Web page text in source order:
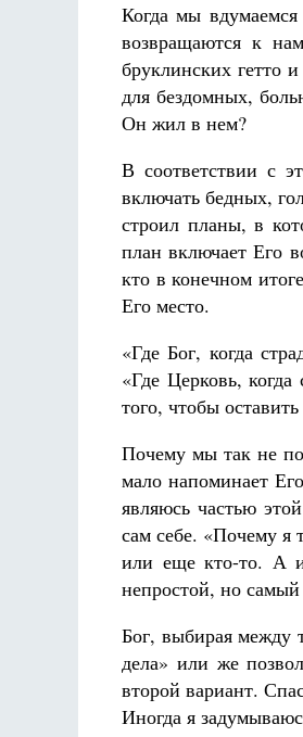
Когда мы
возвращаются к
бруклинских гетто
для бездомных,
Он жил в нем?
В соответствии с
включать бедных,
строил планы, в
план включает Его
кто в конечном
Его место.
«Где Бог, когда
«Где Церковь,
того, чтобы
Почему мы так не
мало напоминает
являюсь частью
сам себе. «Почему
или еще кто-то. А
непростой, но
Бог, выбирая между
дела» или же
второй вариант.
Иногда я